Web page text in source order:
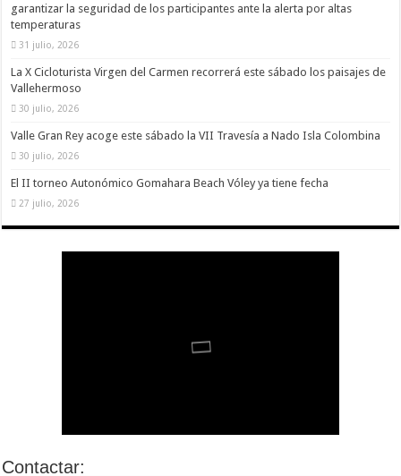
garantizar la seguridad de los participantes ante la alerta por altas
temperaturas
31 julio, 2026
La X Cicloturista Virgen del Carmen recorrerá este sábado los paisajes de
Vallehermoso
30 julio, 2026
Valle Gran Rey acoge este sábado la VII Travesía a Nado Isla Colombina
30 julio, 2026
El II torneo Autonómico Gomahara Beach Vóley ya tiene fecha
27 julio, 2026
Contactar: